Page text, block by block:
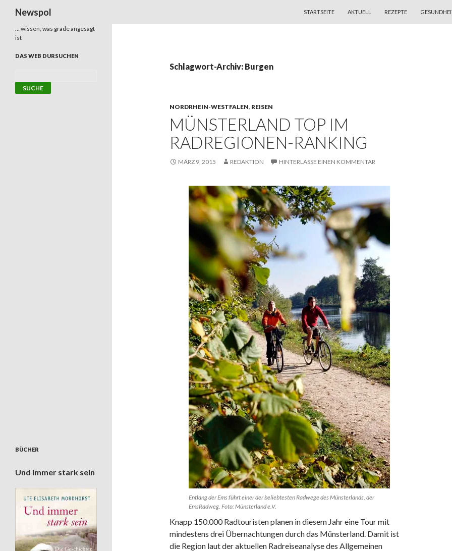
Newspol
STARTSEITE
AKTUELL REZEPTE
Schlagwort-Archiv: Burgen
NORDRHEIN-WESTFALEN, REISEN
MÜNSTERLAND TOP IM
RADREGIONEN-RANKING
MÄRZ 9, 2015 REDAKTION HINTERLASSE EINEN KOMMENTAR
Entlang der Ems führt einer der beliebtesten Radwege des Münsterlands, der
EmsRadweg. Foto: Münsterland e.V.
Knapp 150.000 Radtouristen planen in diesem Jahr eine Tour mit
mindestens drei Übernachtungen durch das Münsterland. Damit ist
die Region laut der aktuellen Radreiseanalyse des Allgemeinen
… wissen, was grade angesagt
ist
DAS WEB DURSUCHEN
BÜCHER
Und immer stark sein